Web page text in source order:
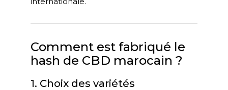
Comment est fabriqué le
hash de CBD marocain ?
1. Choix des variétés